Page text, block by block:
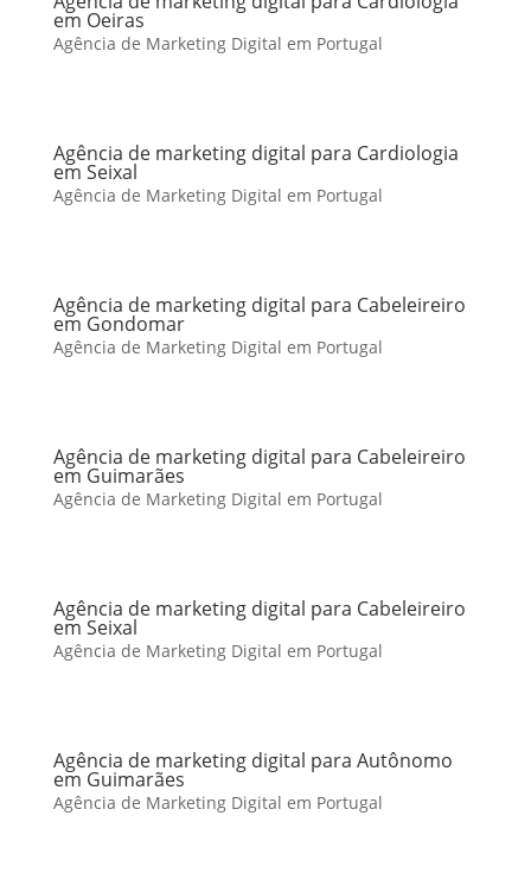
em Oeiras
Agência de Marketing Digital em Portugal
Agência de marketing digital para Cardiologia
em Seixal
Agência de Marketing Digital em Portugal
Agência de marketing digital para Cabeleireiro
em Gondomar
Agência de Marketing Digital em Portugal
Agência de marketing digital para Cabeleireiro
em Guimarães
Agência de Marketing Digital em Portugal
Agência de marketing digital para Cabeleireiro
em Seixal
Agência de Marketing Digital em Portugal
Agência de marketing digital para Autônomo
em Guimarães
Agência de Marketing Digital em Portugal